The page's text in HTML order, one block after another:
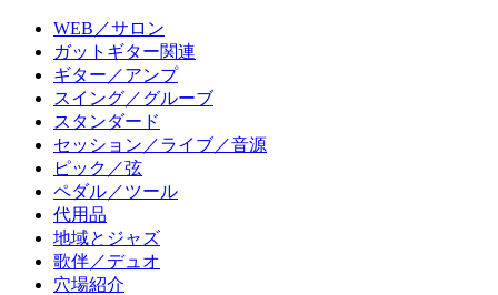
WEB／サロン
ガットギター関連
ギター／アンプ
スイング／グルーブ
スタンダード
セッション／ライブ／音源
ピック／弦
ペダル／ツール
代用品
地域とジャズ
歌伴／デュオ
穴場紹介